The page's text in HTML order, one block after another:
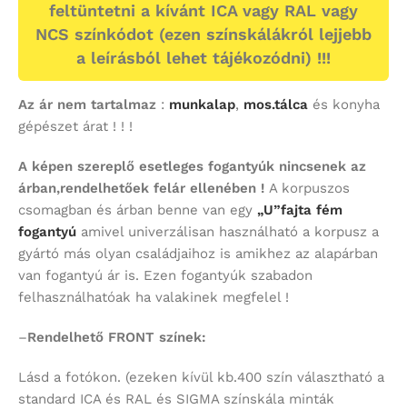
feltüntetni a kívánt ICA vagy RAL vagy
NCS színkódot (ezen színskálákról lejjebb
a leírásból lehet tájékozódni) !!!
Az ár nem tartalmaz : munkalap, mos.tálca és konyha
gépészet árat ! ! !
A képen szereplő esetleges fogantyúk nincsenek az
árban,rendelhetőek felár ellenében ! A korpuszos
csomagban és árban benne van egy „U”fajta fém
fogantyú amivel univerzálisan használható a korpusz a
gyártó más olyan családjaihoz is amikhez az alapárban
van fogantyú ár is. Ezen fogantyúk szabadon
felhasználhatóak ha valakinek megfelel !
–Rendelhető FRONT színek:
Lásd a fotókon. (ezeken kívül kb.400 szín választható a
standard ICA és RAL és SIGMA színskála minták